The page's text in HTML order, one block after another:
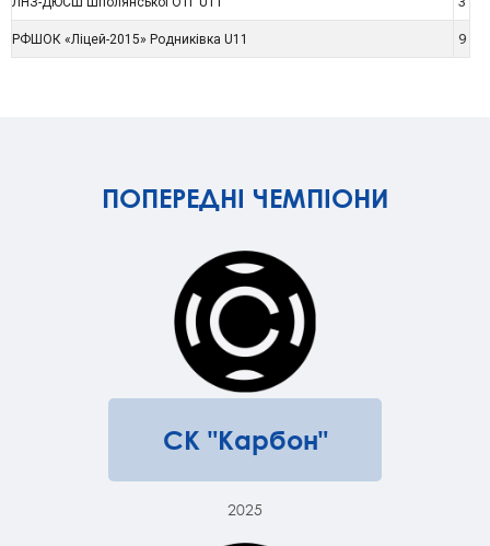
РФШОК «Ліцей-2015» Родниківка U11 9
ПОПЕРЕДНІ ЧЕМПІОНИ
СК "Карбон"
2025